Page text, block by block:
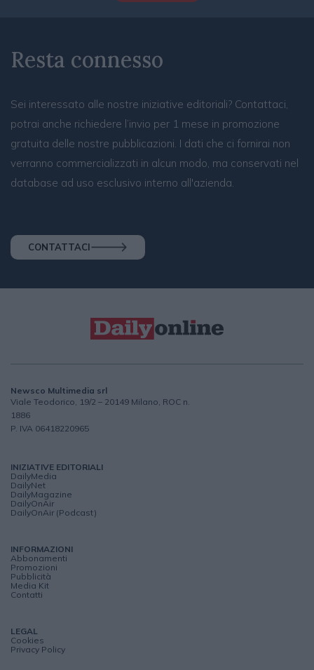
Resta connesso
Sei interessato alle nostre iniziative editoriali? Contattaci,
potrai anche richiedere l’invio per 1 mese in promozione
gratuita delle nostre pubblicazioni. I dati che ci fornirai non
verranno commercializzati in alcun modo, ma conservati nel
database ad uso esclusivo interno all'azienda.
CONTATTACI
Newsco Multimedia srl
Viale Teodorico, 19/2 – 20149 Milano, ROC n.
1886
P. IVA 06418220965
INIZIATIVE EDITORIALI
DailyMedia
DailyNet
DailyMagazine
DailyOnAir
DailyOnAir (Podcast)
INFORMAZIONI
Abbonamenti
Promozioni
Pubblicità
Media Kit
Contatti
LEGAL
Cookies
Privacy Policy